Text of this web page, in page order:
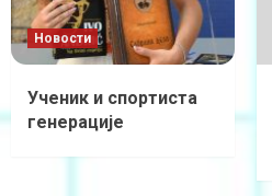
Новости
Ученик и спортиста
генерације